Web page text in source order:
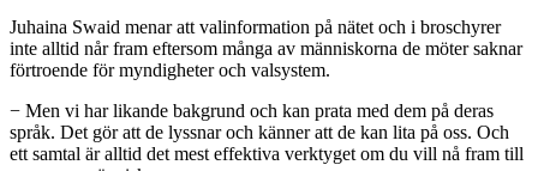
Juhaina Swaid menar att valinformation på nätet och i broschyrer
inte alltid når fram eftersom många av människorna de möter saknar
förtroende för myndigheter och valsystem.
− Men vi har likande bakgrund och kan prata med dem på deras
språk. Det gör att de lyssnar och känner att de kan lita på oss. Och
ett samtal är alltid det mest effektiva verktyget om du vill nå fram till